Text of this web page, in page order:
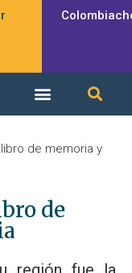
de memoria y
de